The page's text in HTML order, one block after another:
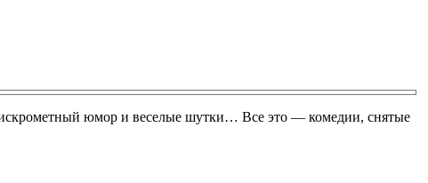
юмор и веселые шутки… Все это — комедии, снятые